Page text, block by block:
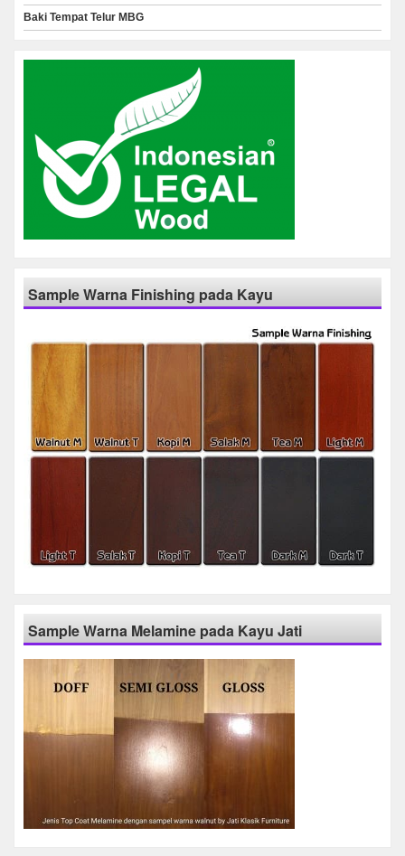
Baki Tempat Telur MBG
Sample Warna Finishing pada Kayu
Sample Warna Melamine pada Kayu Jati